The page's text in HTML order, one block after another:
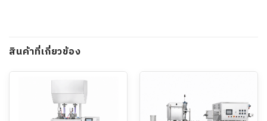
สินค้าที่เกี่ยวข้อง